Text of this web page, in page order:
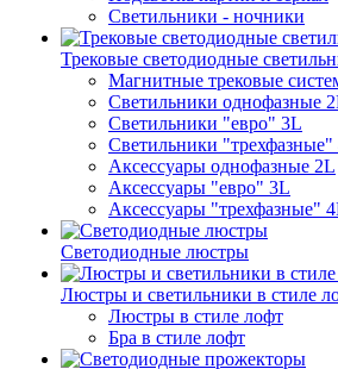
Светильники - ночники
Трековые светодиодные
Магнитные трековые
Светильники однофазные
Светильники "евро" 3L
Светильники "трехфазные"
Аксессуары однофазные 2L
Аксессуары "евро" 3L
Аксессуары "трехфазные"
Светодиодные люстры
Люстры и светильники в стиле
Люстры в стиле лофт
Бра в стиле лофт